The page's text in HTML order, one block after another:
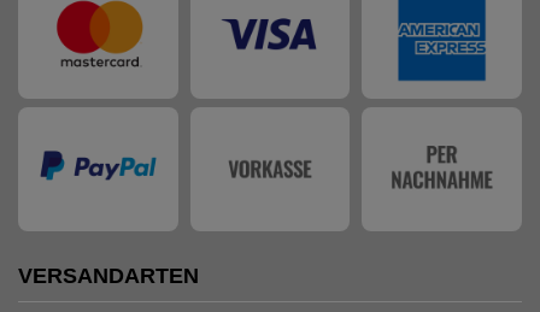
VERSANDARTEN